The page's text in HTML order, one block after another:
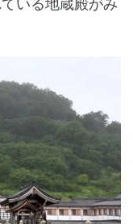
いる地蔵殿がみ